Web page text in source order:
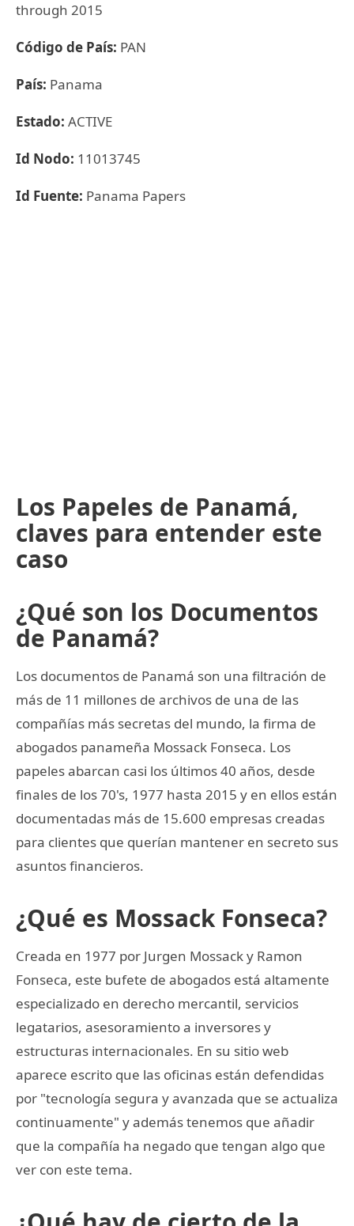
through 2015
Código de País: PAN
País: Panama
Estado: ACTIVE
Id Nodo: 11013745
Id Fuente: Panama Papers
Los Papeles de Panamá,
claves para entender este
caso
¿Qué son los Documentos
de Panamá?
Los documentos de Panamá son una filtración de
más de 11 millones de archivos de una de las
compañías más secretas del mundo, la firma de
abogados panameña Mossack Fonseca. Los
papeles abarcan casi los últimos 40 años, desde
finales de los 70's, 1977 hasta 2015 y en ellos están
documentadas más de 15.600 empresas creadas
para clientes que querían mantener en secreto sus
asuntos financieros.
¿Qué es Mossack Fonseca?
Creada en 1977 por Jurgen Mossack y Ramon
Fonseca, este bufete de abogados está altamente
especializado en derecho mercantil, servicios
legatarios, asesoramiento a inversores y
estructuras internacionales. En su sitio web
aparece escrito que las oficinas están defendidas
por "tecnología segura y avanzada que se actualiza
continuamente" y además tenemos que añadir
que la compañía ha negado que tengan algo que
ver con este tema.